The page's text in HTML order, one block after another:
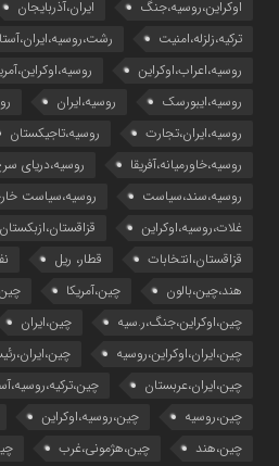
اوکراین،روسیه،جنگ
ایران،آذربایجان
ترکیه،زلزله،امنیت
روسیه،اعراب،اوکراین
روسیه،ایبورسک
روسیه،ایران
روسیه،ایران،تجارت
روسیه،تاجیکستان
روسیه،خاورمیانه،آفریقا
روسیه،دریای
روسیه،سند،سیاست
روسیه،سیاست
غلات،روسیه،اوکراین
قزاقستان،ازبکستان
قزاقستان،انتخابات
قطار، ریل
هند،چین،بالون
چین،آمریکا
چین،اوکراین،جنگ،ر.سیه
چین،ایران
چین،ایران،اوکراین،روسیه
چین،ایران،عربستان
چین،روسیه
چین،روسیه،اوکراین
چین،هند
چین،هژمونی،غرب